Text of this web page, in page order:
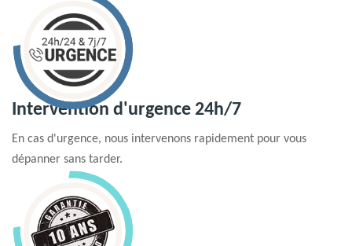
Intervention d'urgence 24h/7
En cas d'urgence, nous intervenons rapidement pour vous
dépanner sans tarder.